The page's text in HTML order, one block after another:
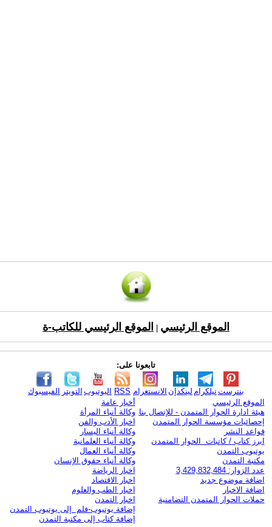
الموقع الرئيسي الموقع الرئيسي للكاتب-ة
تابعونا على:
الفيسبوك التويتر اليوتيوب RSS الانستغرام لينكدإن تيلكرامبنترست
الموقع الرئيسي
هيئة ادارة الحوار المتمدن - للإتصال بنا
إحصائيات مؤسسة الحوار المتمدن
قواعد النشر
ابرز كتاب / كاتبات الحوار المتمدن
يوتيوب التمدن
مكتبة التمدن
عدد الزوار: 3,429,832,484
اضافة موضوع جديد
اضافة الاخبار
حملات الحوار المتمدن التضامنية
أخبار عامة
وكالة أنباء المرأة
اخبار الأدب والفن
وكالة أنباء اليسار
وكالة أنباء العلمانية
وكالة أنباء العمال
وكالة أنباء حقوق الإنسان
اخبار الرياضة
اخبار الاقتصاد
اخبار الطب والعلوم
اخبار التمدن
إضافة يوتيوب-فلم إلى يوتيوب التمدن
إضافة كتاب إلى مكتبة التمدن